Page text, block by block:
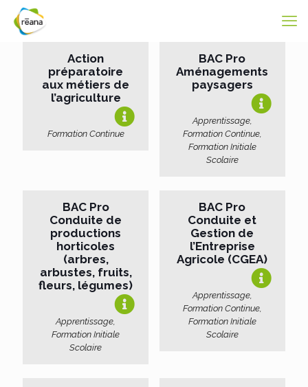
Action
préparatoire
aux métiers de
l’agriculture
Formation Continue
BAC Pro
Aménagements
paysagers
Apprentissage,
Formation Continue,
Formation Initiale
Scolaire
BAC Pro
Conduite de
productions
horticoles
(arbres,
arbustes, fruits,
fleurs, légumes)
Apprentissage,
Formation Initiale
Scolaire
BAC Pro
Conduite et
Gestion de
l’Entreprise
Agricole (CGEA)
Apprentissage,
Formation Continue,
Formation Initiale
Scolaire